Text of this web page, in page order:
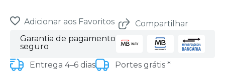
Adicionar aos Favoritos
Compartilhar
Garantia de pagamento
seguro
Entrega 4–6 dias
Portes grátis *